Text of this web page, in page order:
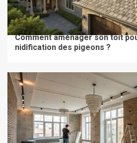
TRAVAUX & RÉNOVATION
Comment aménager son toit
nidification des pigeons ?